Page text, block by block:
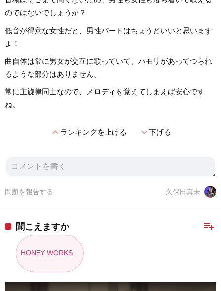
のではないでしょうか？
低音が得意な女性だと、男性パートはちょうどいいと思います
よ！
曲自体は常に男女が交互に歌っていて、ハモリがあってつられ
るような部分はありません。
常に主旋律同士なので、メロディを覚えてしまえば安心です
ね。
expand_lessランキングを上げる expand_more下げる
久保田真未
問題を報告する
playlist_add
聞こえますか
HONEY WORKS